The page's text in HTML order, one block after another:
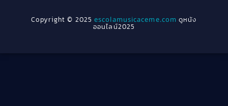
Cult Film(4)
1940
Copyright © 2025escolamusicaceme.com ดูหนัง
ออนไลน์2025